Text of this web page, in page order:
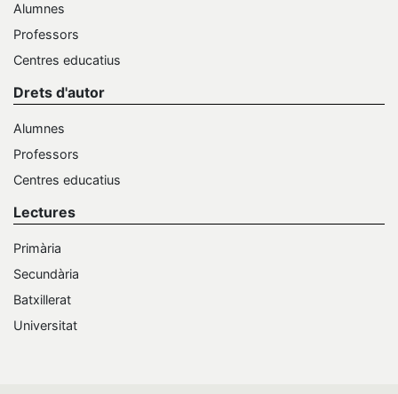
Alumnes
Professors
Centres educatius
Drets d'autor
Alumnes
Professors
Centres educatius
Lectures
Primària
Secundària
Batxillerat
Universitat